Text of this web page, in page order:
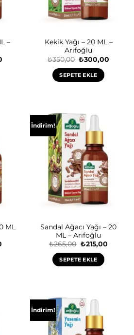
–
Şu
Kekik Yağı – 20 ML –
Arifoğlu
₺350,00 Orijinal
₺350,00.
₺300,00
SEPETE EKLE
ML
İndirim!
Sandal Ağacı Yağı – 20
ML – Arifoğlu
₺265,00 Orijinal
fiyat:
₺265,00.
₺215,00Şu
SEPETE EKLE
İndirim!